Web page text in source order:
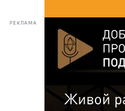
РЕКЛАМА